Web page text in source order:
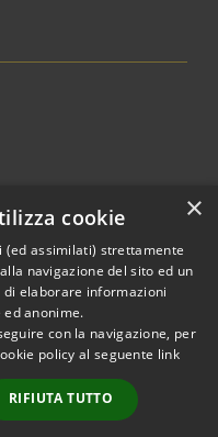
© 2026 • Comune di
Comun Nuovo • Powered by
Municipium•
Accesso
redazione
×
cookie
(ed assimilati) strettamente
navigazione del sito ed un
elaborare informazioni
anonime.
con la navigazione, per
policy al seguente link
RIFIUTA TUTTO